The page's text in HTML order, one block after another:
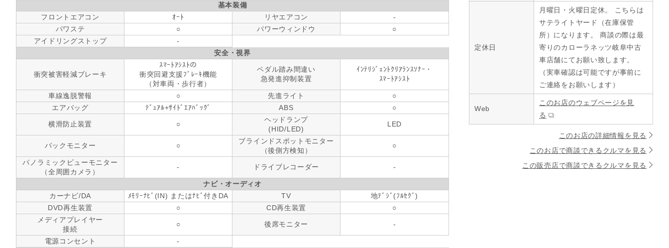
基本装備
フロントエアコン
ｵｰﾄ リヤエアコン
-
パワステ
○ パワーウィンドウ
○
アイドリングストップ
-
安全・視界
衝突被害軽減ブレーキ
ｽﾏｰﾄｱｼｽﾄの
衝突回避支援ﾌﾞﾚｰｷ機能
（対車両・歩行者）
ペダル踏み間違い
急発進抑制装置
ｲﾝﾃﾘｼﾞｪﾝﾄｸﾘｱﾗﾝｽｿﾅｰ・
ｽﾏｰﾄｱｼｽﾄ
車線逸脱警報 ○ 先進ライト
○
エアバッグ
ﾃﾞｭｱﾙ+ｻｲﾄﾞｴｱﾊﾞｯｸﾞ ABS ○
横滑防止装置 ○
ヘッドランプ
(HID/LED)
LED
バックモニター ○
ブラインドスポットモニター
（後側方検知）
○
パノラミックビューモニター
（全周囲カメラ）
- ドライブレコーダー -
ナビ・オーディオ
カーナビ/DA
ﾒﾓﾘｰﾅﾋﾞ(IN) またはﾅﾋﾞ付きDA TV
地ﾃﾞｼﾞ(ﾌﾙｾｸﾞ)
DVD再生装置
○ CD再生装置
○
メディアプレイヤー
接続
○ 後席モニター -
電源コンセント
-
定休日
月曜日・火曜日定休。 こちらは
サテライトヤード（在庫保管
所）になります。 商談の際は最
寄りのカローラネッツ岐阜中古
車店舗にてお願い致します。
（実車確認は可能ですが事前に
ご連絡をお願いします）
Web
このお店のウェブページを見
る
このお店の詳細情報を見る
このお店で商談できるクルマを見る
この販売店で商談できるクルマを見る